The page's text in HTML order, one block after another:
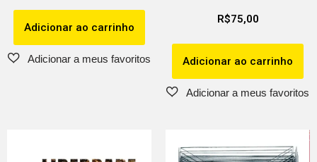
Adicionar ao carrinho
R$75,00
Adicionar ao carrinho